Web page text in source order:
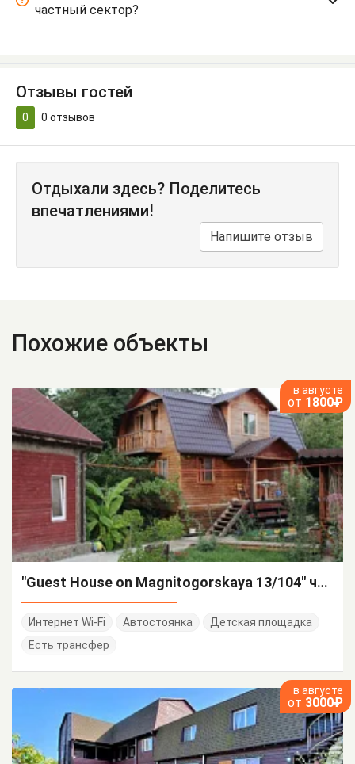
частный сектор?
Отзывы гостей
0 0 отзывов
Отдыхали здесь? Поделитесь
впечатлениями!
Напишите отзыв
Похожие объекты
в августе
от 1800₽
"Guest House on Magnitogorskaya 13/104" частный сектор
Интернет Wi-Fi Автостоянка
Детская площадка
Есть трансфер
в августе
от 3000₽